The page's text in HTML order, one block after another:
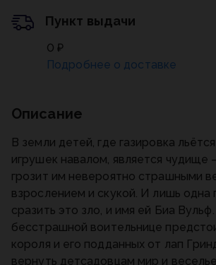
Описание
В земли детей, где газировка
игрушек навалом, является чудище
грозит им невероятно страшными
взрослением и скукой. И лишь одна
сразить это зло, и имя ей Биа
бесстрашной воительнице
короля и его подданных от лап
вернуть детсадовцам мир и
Пункт выдачи
0 ₽
Подробнее о доставке